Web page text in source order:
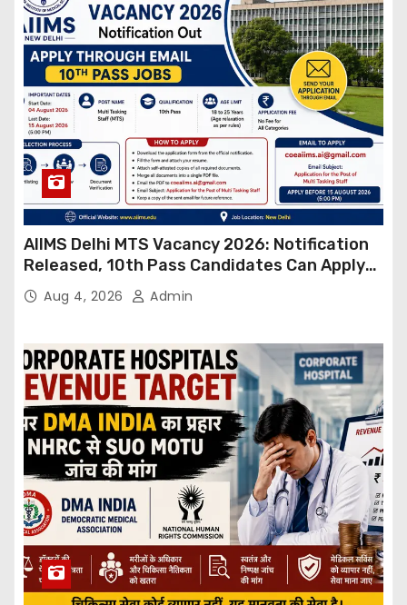
AIIMS Delhi MTS Vacancy 2026: Notification
Released, 10th Pass Candidates Can Apply
Through Email
Aug 4, 2026 Admin